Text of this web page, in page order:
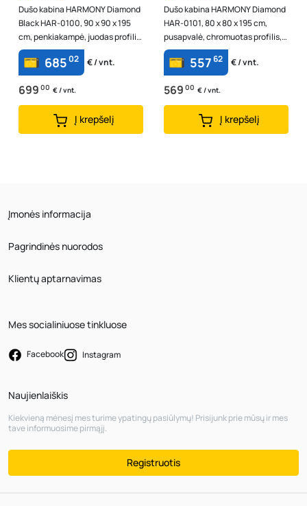
Dušo kabina HARMONY Diamond
Black HAR-0100, 90 x 90 x 195
cm, penkiakampė, juodas profilis,
skaidrus 8 mm stiklas, be pa...
68502 € / vnt.
699 00 € / vnt.
Į krepšelį
Dušo kabina HARMONY Diamond
HAR-0101, 80 x 80 x 195 cm,
pusapvalė, chromuotas profilis,
skaidrus 6 mm stiklas, be padėkl...
55762 € / vnt.
569 00 € / vnt.
Į krepšelį
Įmonės informacija
Pagrindinės nuorodos
Klientų aptarnavimas
Mes socialiniuose tinkluose
Facebook Instagram
Naujienlaiškis
Kiekvieną mėnesį mes turime ypatingų pasiūlymų! Prisijunk prie mūsų ir mes
tave informuosime pirmąjį.
Registruotis